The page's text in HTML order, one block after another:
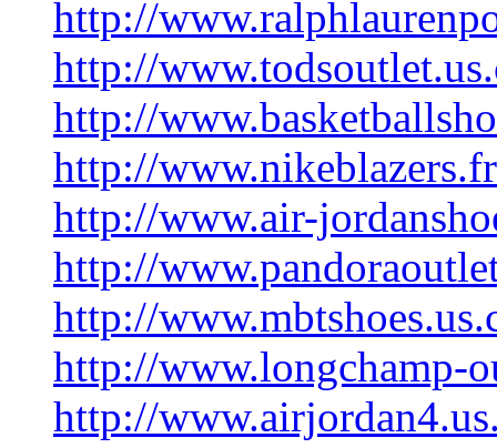
http://
http://
http://
http://
http://www.air-
http://
http://
http://www.longchamp-
http://